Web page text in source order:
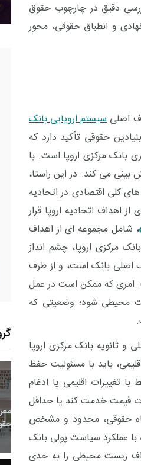
دقیق در چارچوب حقوق
و انطباق حقوقی، محور
اصلیسیستم اروپایی بانک
حقوقی تأکید دارد که
بانک مرکزی اروپا است. با
بینی می کند. در این راستا،
های کلی اقتصادی در اتحادیه
اهداف اتحادیه اروپا قرار
، شامل مجموعه ای از اهداف
مرکزی اروپا، چشم انداز
اصلی بانک است، و از طرف
امری که ممکن است در عمل
محیطی شود؛ وضعیتی که
و ثانویه بانک مرکزی اروپا
باید با مسئولیت حفظ
تغییرات اقلیمی یا ادغام
قیمت خدمت کند یا حداقل
حقوقی، محدود و مشخص
با عملکرد سیاست پولی بانک
زیست محیطی را به حدی
18+
خبر